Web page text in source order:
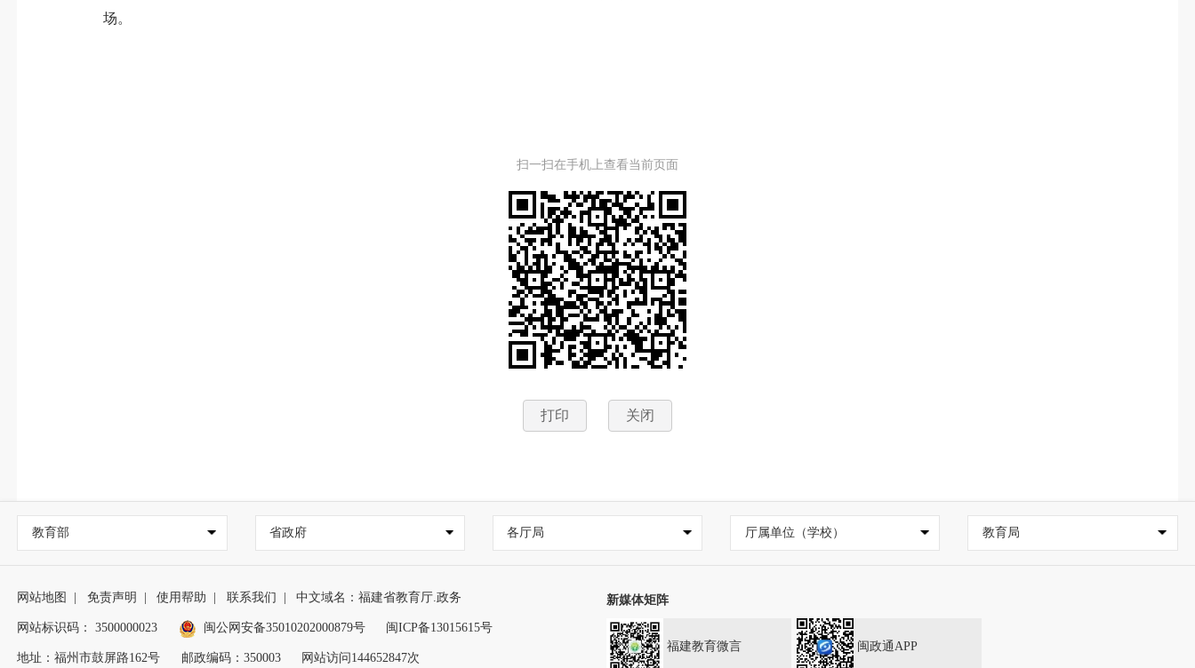
场。
扫一扫在手机上查看当前页面
打印 关闭
教育部 省政府 各厅局 厅属单位（学校） 教育局
网站地图 免责声明 使用帮助 联系我们 中文域名：福建省教育厅.政务
网站标识码： 3500000023 闽公网安备35010202000879号 闽ICP备13015615号
地址：福州市鼓屏路162号 邮政编码：350003 网站访问144652847次
新媒体矩阵
福建教育微言 闽政通APP